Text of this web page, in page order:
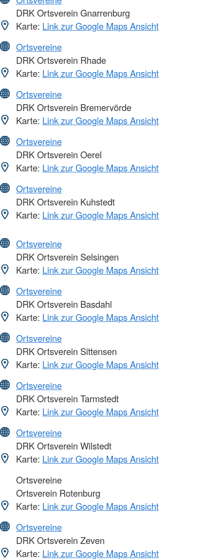
DRK Ortsverein Gnarrenburg
Karte: Link zur Google Maps Ansicht
Ortsvereine
DRK Ortsverein Rhade
Karte: Link zur Google Maps Ansicht
Ortsvereine
DRK Ortsverein Bremervörde
Karte: Link zur Google Maps Ansicht
Ortsvereine
DRK Ortsverein Oerel
Karte: Link zur Google Maps Ansicht
Ortsvereine
DRK Ortsverein Kuhstedt
Karte: Link zur Google Maps Ansicht
Ortsvereine
DRK Ortsverein Selsingen
Karte: Link zur Google Maps Ansicht
Ortsvereine
DRK Ortsverein Basdahl
Karte: Link zur Google Maps Ansicht
Ortsvereine
DRK Ortsverein Sittensen
Karte: Link zur Google Maps Ansicht
Ortsvereine
DRK Ortsverein Tarmstedt
Karte: Link zur Google Maps Ansicht
Ortsvereine
DRK Ortsverein Wilstedt
Karte: Link zur Google Maps Ansicht
Ortsvereine
Ortsverein Rotenburg
Karte: Link zur Google Maps Ansicht
Ortsvereine
DRK Ortsverein Zeven
Karte: Link zur Google Maps Ansicht